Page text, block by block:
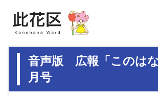
音声版 広報「このは
月号